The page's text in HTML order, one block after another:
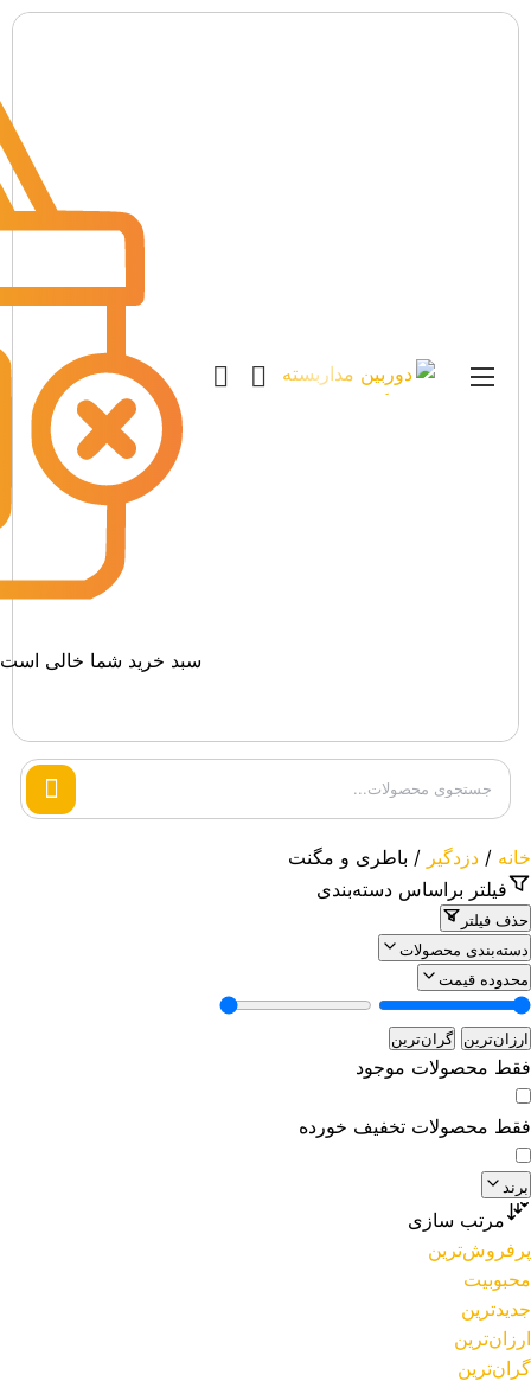
سبد خرید شما خالی
Search
خانه / دزدگیر / باطری و مگنت
فیلتر براساس دسته‌بندی
حذف فیلتر
دسته‌بندی محصولات
محدوده قیمت
ارزان‌ترین گران‌ترین
فقط محصولات موجود
فقط محصولات تخفیف خورده
برند
مرتب سازی
پرفروش‌ترین
محبوبیت
جدیدترین
ارزان‌ترین
گران‌ترین